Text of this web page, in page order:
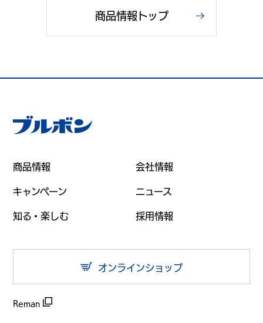
商品情報トップ
商品情報 会社情報
キャンペーン ニュース
知る・楽しむ 採用情報
オンラインショップ
Reman